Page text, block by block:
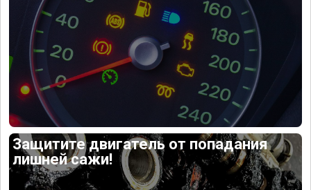
Защитите двигатель от попадания
лишней сажи!